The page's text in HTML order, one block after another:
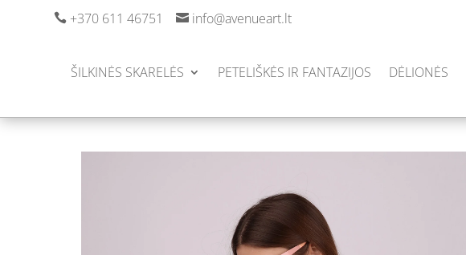
 +370 611 46751  info@avenueart.lt
ŠILKINĖS SKARELĖS PETELIŠKĖS IR FANTAZIJOS DĖLIONĖS